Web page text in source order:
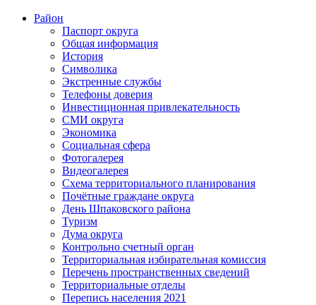
Район
Паспорт округа
Общая информация
История
Символика
Экстренные службы
Телефоны доверия
Инвестиционная привлекательность
СМИ округа
Экономика
Социальная сфера
Фотогалерея
Видеогалерея
Схема территориального планирования
Почётные граждане округа
День Шпаковского района
Туризм
Дума округа
Контрольно счетный орган
Территориальная избирательная комиссия
Перечень пространственных сведений
Территориальные отделы
Перепись населения 2021